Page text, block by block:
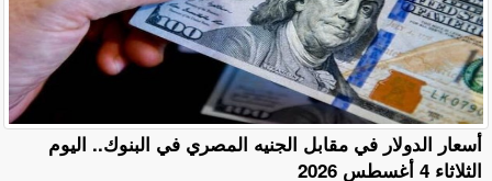
أسعار الدولار في مقابل الجنيه المصري في البنوك.. اليوم
الثلاثاء 4 أغسطس 2026